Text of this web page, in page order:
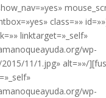
class=»»
linktarget=»_self»
wp-
11/1.jpg» alt=»»/
wp-